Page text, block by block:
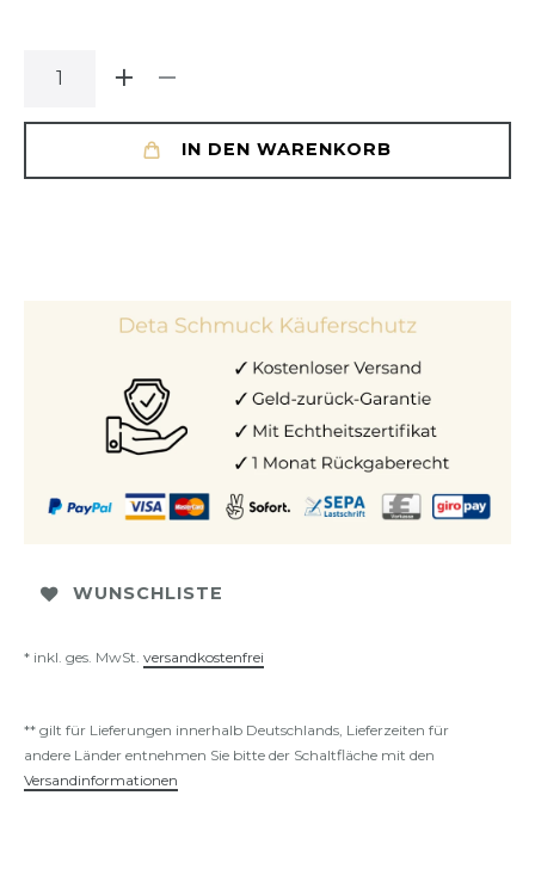
IN DEN WARENKORB
WUNSCHLISTE
* inkl. ges. MwSt. versandkostenfrei
** gilt für Lieferungen innerhalb Deutschlands, Lieferzeiten für
andere Länder entnehmen Sie bitte der Schaltfläche mit den
Versandinformationen